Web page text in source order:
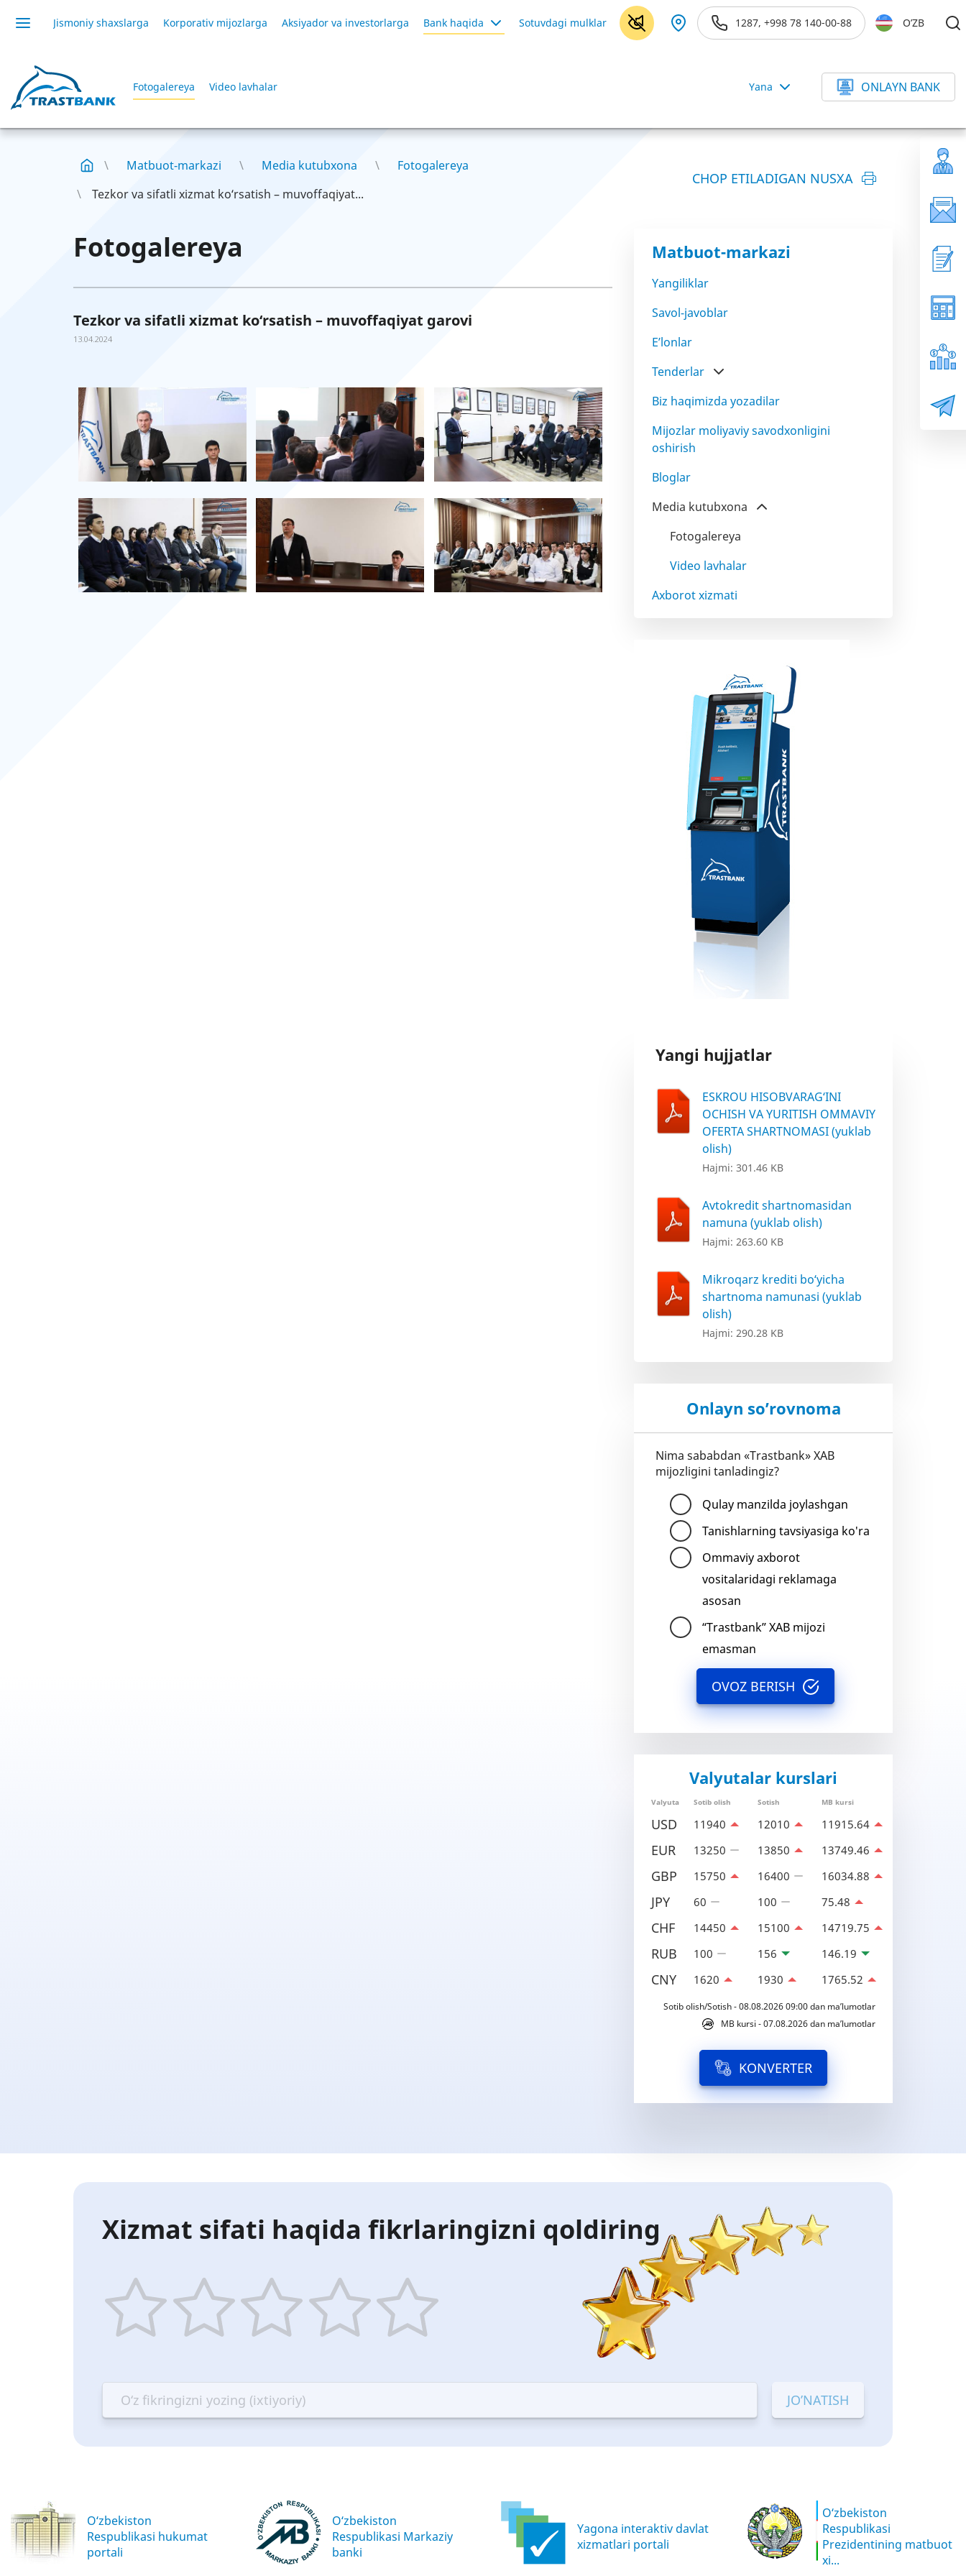
Jismoniy shaxslarga Korporativ mijozlarga Aksiyador va investorlarga Bank haqida Sotuvdagi mulklar 1287, +998 78 140-00-88 O’ZB
Fotogalereya Video lavhalar Yana ONLAYN BANK
Matbuot-markazi Media kutubxona
Fotogalereya
Tezkor va sifatli xizmat ko‘rsatish – muvoffaqiyat...
CHOP ETILADIGAN NUSXA
Fotogalereya
Tezkor va sifatli xizmat ko‘rsatish – muvoffaqiyat garovi
13.04.2024
Matbuot-markazi
Yangiliklar
Savol-javoblar
E’lonlar
Tenderlar
Biz haqimizda yozadilar
Mijozlar moliyaviy savodxonligini
oshirish
Bloglar
Media kutubxona
Fotogalereya
Video lavhalar
Axborot xizmati
Yangi hujjatlar
ESKROU HISOBVARAG‘INI
OCHISH VA YURITISH OMMAVIY
OFERTA SHARTNOMASI (yuklab
olish)
Hajmi: 301.46 KB
Avtokredit shartnomasidan
namuna (yuklab olish)
Hajmi: 263.60 KB
Mikroqarz krediti bo‘yicha
shartnoma namunasi (yuklab
olish)
Hajmi: 290.28 KB
Onlayn so’rovnoma
Nima sababdan «Trastbank» XAB
mijozligini tanladingiz?
Qulay manzilda joylashgan
Tanishlarning tavsiyasiga ko'ra
Ommaviy axborot
vositalaridagi reklamaga
asosan
“Trastbank” XAB mijozi
emasman
OVOZ BERISH
Valyutalar kurslari
Valyuta Sotib olish Sotish MB kursi
USD 11940 12010 11915.64
EUR 13250 13850 13749.46
GBP 15750 16400 16034.88
JPY 60 100 75.48
CHF 14450 15100 14719.75
RUB 100 156 146.19
CNY 1620 1930 1765.52
Sotib olish/Sotish - 08.08.2026 09:00 dan ma’lumotlar
MB kursi - 07.08.2026 dan ma’lumotlar
KONVERTER
Xizmat sifati haqida fikrlaringizni qoldiring
Terrible
Bad
OK
O‘zbekiston
Respublikasi hukumat
portali
O‘zbekiston
Respublikasi Markaziy
banki
Yagona interaktiv davlat
xizmatlari portali
O‘zbekiston
Respublikasi
Prezidentining matbuot
xi...